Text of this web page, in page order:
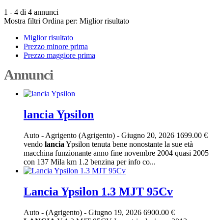
1 - 4 di 4 annunci
Mostra filtri Ordina per: Miglior risultato
Miglior risultato
Prezzo minore prima
Prezzo maggiore prima
Annunci
lancia Ypsilon
Auto - Agrigento (Agrigento) - Giugno 20, 2026 1699.00 €
vendo lancia Ypsilon tenuta bene nonostante la sue età
macchina funzionante anno fine novembre 2004 quasi 2005
con 137 Mila km 1.2 benzina per info co...
Lancia Ypsilon 1.3 MJT 95Cv
Auto - (Agrigento) - Giugno 19, 2026 6900.00 €